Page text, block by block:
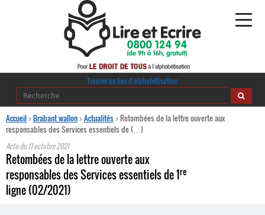
Alphabétisation
journaldelalpha.be
Trouver un lieu d’alphabétisation
Accueil>Brabant wallon>Actualités>Retombées de la lettre ouverte aux
responsables des Services essentiels de (…)
Actu du11 octobre 2021
Retombées de la lettre ouverte aux
responsables des Services essentiels de 1re
ligne (02/2021)